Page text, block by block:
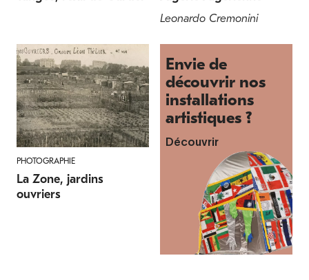
Leonardo Cremonini
PHOTOGRAPHIE
La Zone, jardins
ouvriers
Envie de
découvrir nos
installations
artistiques ?
Découvrir